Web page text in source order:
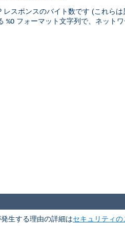
スポンスのバイト数です (これらは
%O フォーマット文字列で、ネットワ
生する理由の詳細はセキュリティの